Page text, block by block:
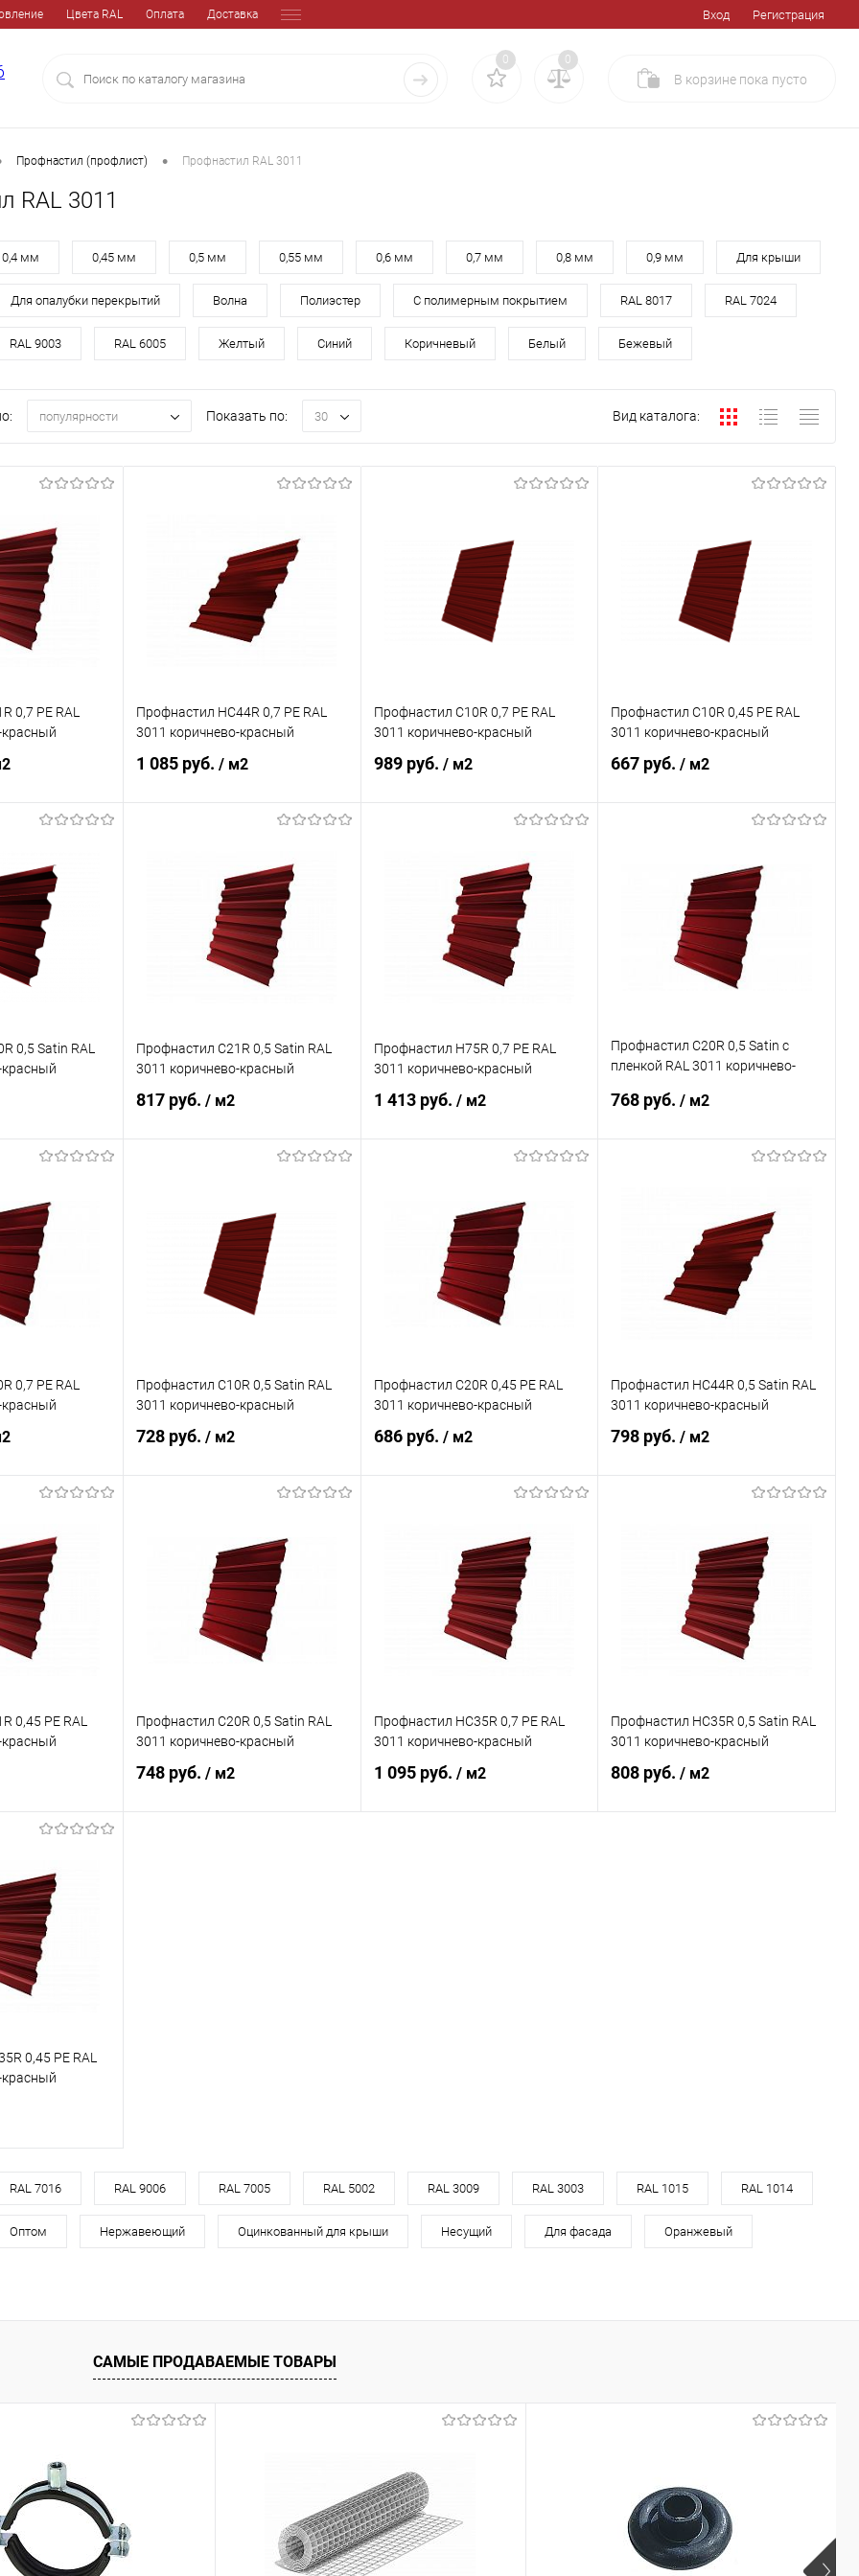
Цвета RAL Оплата Доставка Вход Регистрация
0 0
В корзине пока пусто
Профнастил (профлист) • Профнастил RAL 3011
RAL 3011
0,4 мм 0,45 мм 0,5 мм 0,55 мм 0,6 мм 0,7 мм 0,8 мм 0,9 мм Для крыши
Для опалубки перекрытий Волна Полиэстер С полимерным покрытием RAL 8017 RAL 7024
RAL 9003 RAL 6005 Желтый Синий Коричневый Белый Бежевый
популярности Показать по: 30 Вид каталога:
0,7 PE RAL
красный
Сравнение
Под заказ
Профнастил НС44R 0,7 PE RAL
3011 коричнево-красный
1 085 руб. / м2
Купить в 1 клик Сравнение
В избранное Под заказ
Профнастил С10R 0,7 PE RAL
3011 коричнево-красный
989 руб. / м2
Купить в 1 клик Сравнение
В избранное Под заказ
Профнастил С10R 0,45 PE RAL
3011 коричнево-красный
667 руб./ м2
Купить в 1 клик Сравнение
В избранное Под заказ
0,5 Satin RAL
красный
Сравнение
Под заказ
Профнастил С21R 0,5 Satin RAL
3011 коричнево-красный
817 руб. / м2
Купить в 1 клик
В избранное
Профнастил Н75R 0,7 PE RAL
3011 коричнево-красный
1 413 руб. / м2
Купить в 1 клик Сравнение
В избранное Под заказ
Профнастил С20R 0,5 Satin с
пленкой RAL 3011 коричнево-
768 руб./ м2
Купить в 1 клик Сравнение
В избранное Под заказ
0,7 PE RAL
красный
Сравнение
Под заказ
Профнастил С10R 0,5 Satin RAL
3011 коричнево-красный
728 руб. / м2
Купить в 1 клик Сравнение
В избранное Под заказ
Профнастил С20R 0,45 PE RAL
3011 коричнево-красный
686 руб. / м2
Купить в 1 клик Сравнение
В избранное Под заказ
Профнастил НС44R 0,5 Satin RAL
3011 коричнево-красный
798 руб./ м2
Купить в 1 клик Сравнение
В избранное Под заказ
0,45 PE RAL
красный
Сравнение
Под заказ
Профнастил С20R 0,5 Satin RAL
3011 коричнево-красный
748 руб. / м2
Профнастил НС35R 0,7 PE RAL
3011 коричнево-красный
1 095 руб. / м2
Профнастил НС35R 0,5 Satin RAL
3011 коричнево-красный
808 руб./ м2
0,45 PE RAL
красный
Сравнение
RAL 7016 RAL 9006 RAL 7005 RAL 5002 RAL 3009 RAL 3003 RAL 1015 RAL 1014
Оптом Нержавеющий Оцинкованный для крыши Несущий Для фасада Оранжевый
САМЫЕ ПРОДАВАЕМЫЕ ТОВАРЫ